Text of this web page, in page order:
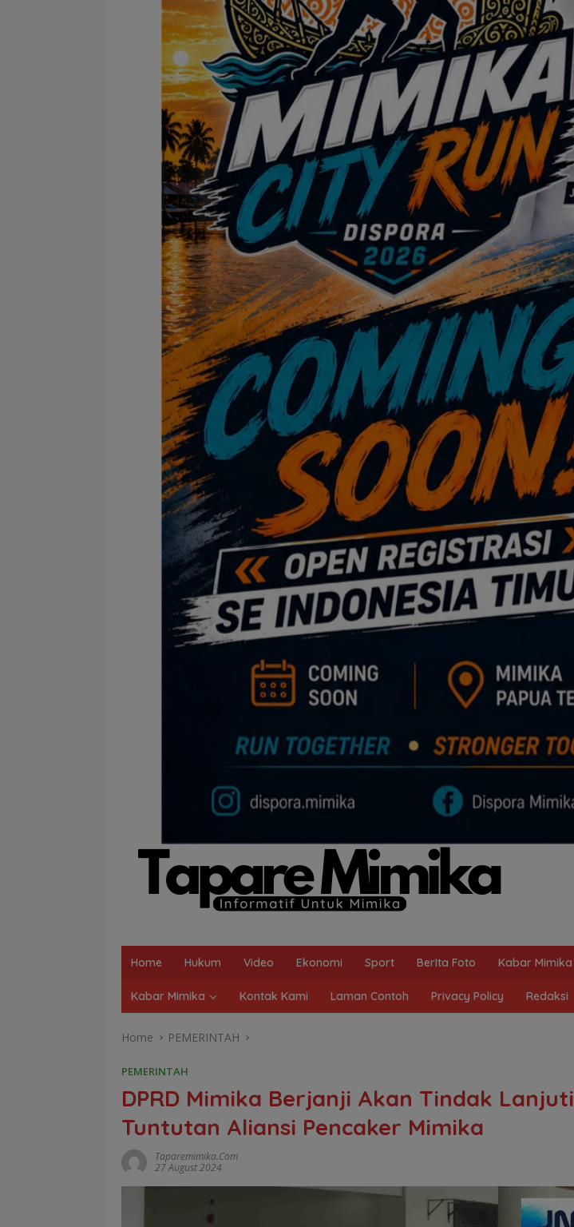
Home Hukum Video Ekonomi Sport BerIta Foto Kabar Mimika
Kabar Mimika Kontak Kami Laman Contoh Privacy Policy Redaksi
Home PEMERINTAH
PEMERINTAH
DPRD Mimika Berjanji Akan Tindak Lanjuti
Tuntutan Aliansi Pencaker Mimika
Taparemimika.com
27 August 2024